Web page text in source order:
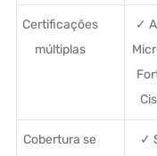
Certificações
múltiplas
✓
Cobertura se
✓